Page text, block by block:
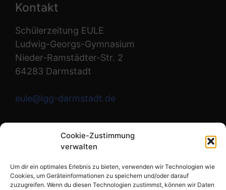
Cookie-Zustimmung
verwalten
Um dir ein optimales Erlebnis zu bieten, verwenden wir Technologien wie
Cookies, um Geräteinformationen zu speichern und/oder darauf
zuzugreifen. Wenn du diesen Technologien zustimmst, können wir Daten
Kontakt
Schülerzeitung EULE
Ludwig-Georgs-Gymnasium
Nieder-Ramstädter-Str. 2
64283 Darmstadt
eule@lgg-darmstadt.de
Wir sind die Redaktion.
Instagram